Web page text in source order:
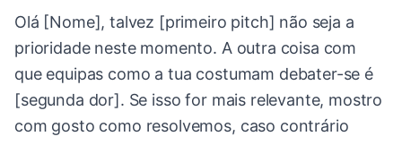
Olá [Nome], talvez [primeiro pitch] não seja a
prioridade neste momento. A outra coisa com
que equipas como a tua costumam debater-se é
[segunda dor]. Se isso for mais relevante, mostro
com gosto como resolvemos, caso contrário